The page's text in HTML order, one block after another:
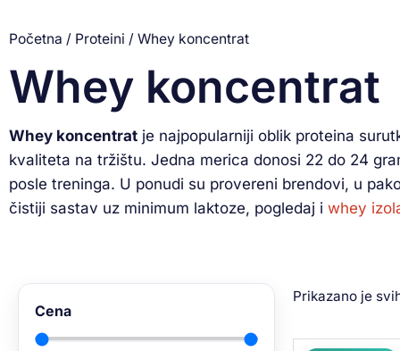
Početna / Proteini / Whey koncentrat
Whey koncentrat
Whey koncentrat je najpopularniji oblik proteina
kvaliteta na tržištu. Jedna merica donosi 22 do 24
posle treninga. U ponudi su provereni brendovi, u
čistiji sastav uz minimum laktoze, pogledaj i whey
Cena
Prikazano je